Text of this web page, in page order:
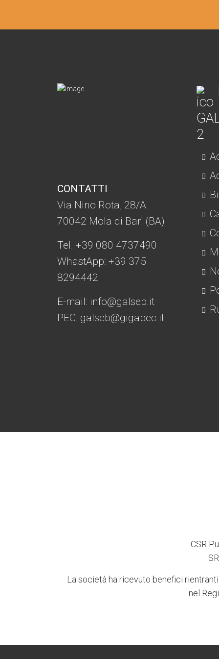
CONTATTI
Via Nino Rota, 28/A
70042 Mola di Bari (BA)
Tel. +39 080 4737490
WhastApp: +39 375
8294442
E-mail: info@galseb.it
PEC: galseb@gigapec.it
CSR
La società ha ricevuto benefici
nel